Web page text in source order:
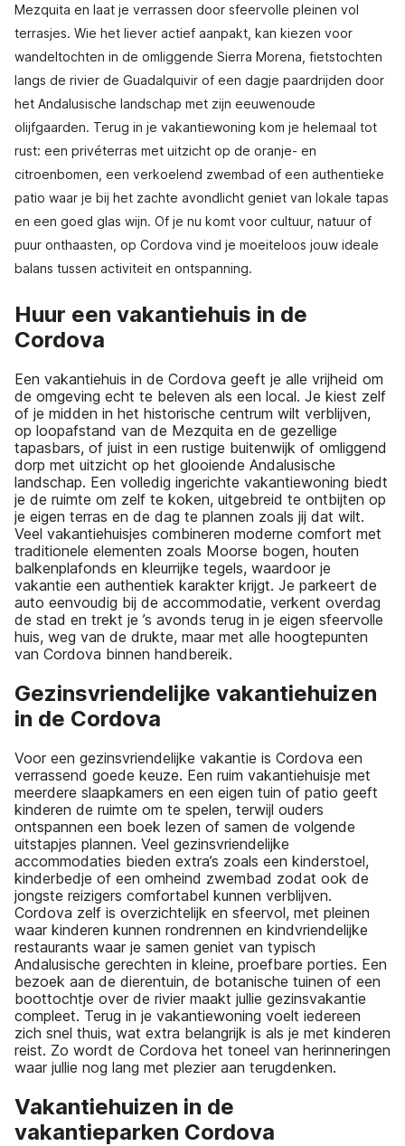
Mezquita en laat je verrassen door sfeervolle pleinen vol
terrasjes. Wie het liever actief aanpakt, kan kiezen voor
wandeltochten in de omliggende Sierra Morena, fietstochten
langs de rivier de Guadalquivir of een dagje paardrijden door
het Andalusische landschap met zijn eeuwenoude
olijfgaarden. Terug in je vakantiewoning kom je helemaal tot
rust: een privéterras met uitzicht op de oranje- en
citroenbomen, een verkoelend zwembad of een authentieke
patio waar je bij het zachte avondlicht geniet van lokale tapas
en een goed glas wijn. Of je nu komt voor cultuur, natuur of
puur onthaasten, op Cordova vind je moeiteloos jouw ideale
balans tussen activiteit en ontspanning.
Huur een vakantiehuis in de
Cordova
Een vakantiehuis in de Cordova geeft je alle vrijheid om
de omgeving echt te beleven als een local. Je kiest zelf
of je midden in het historische centrum wilt verblijven,
op loopafstand van de Mezquita en de gezellige
tapasbars, of juist in een rustige buitenwijk of omliggend
dorp met uitzicht op het glooiende Andalusische
landschap. Een volledig ingerichte vakantiewoning biedt
je de ruimte om zelf te koken, uitgebreid te ontbijten op
je eigen terras en de dag te plannen zoals jij dat wilt.
Veel vakantiehuisjes combineren moderne comfort met
traditionele elementen zoals Moorse bogen, houten
balkenplafonds en kleurrijke tegels, waardoor je
vakantie een authentiek karakter krijgt. Je parkeert de
auto eenvoudig bij de accommodatie, verkent overdag
de stad en trekt je ’s avonds terug in je eigen sfeervolle
huis, weg van de drukte, maar met alle hoogtepunten
van Cordova binnen handbereik.
Gezinsvriendelijke vakantiehuizen
in de Cordova
Voor een gezinsvriendelijke vakantie is Cordova een
verrassend goede keuze. Een ruim vakantiehuisje met
meerdere slaapkamers en een eigen tuin of patio geeft
kinderen de ruimte om te spelen, terwijl ouders
ontspannen een boek lezen of samen de volgende
uitstapjes plannen. Veel gezinsvriendelijke
accommodaties bieden extra’s zoals een kinderstoel,
kinderbedje of een omheind zwembad zodat ook de
jongste reizigers comfortabel kunnen verblijven.
Cordova zelf is overzichtelijk en sfeervol, met pleinen
waar kinderen kunnen rondrennen en kindvriendelijke
restaurants waar je samen geniet van typisch
Andalusische gerechten in kleine, proefbare porties. Een
bezoek aan de dierentuin, de botanische tuinen of een
boottochtje over de rivier maakt jullie gezinsvakantie
compleet. Terug in je vakantiewoning voelt iedereen
zich snel thuis, wat extra belangrijk is als je met kinderen
reist. Zo wordt de Cordova het toneel van herinneringen
waar jullie nog lang met plezier aan terugdenken.
Vakantiehuizen in de
vakantieparken Cordova